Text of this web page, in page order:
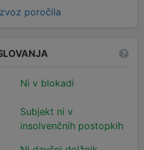
poročila
Ni v blokadi
Subjekt ni v
insolvenčnih postopkih